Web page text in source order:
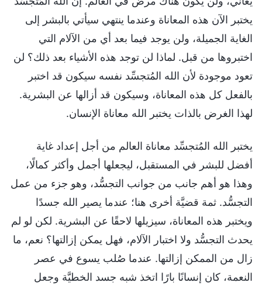
يختبر الآن هذه المعاناة وعندما ينتهي سيأتي بالبشر إلى
الغاية الجميلة، ولن يوجد فيما بعد أي من الآلام التي
اختبروها من قبل. لماذا لن توجد هذه الأشياء بعد ذلك؟ لن
تعود موجودة لأن الله المُتجسِّد نفسه سيكون قد اختبر
بالفعل كل هذه المعاناة، وسيكون قد أزالها عن البشرية.
لهذا الغرض بالذات يختبر الله معاناة الإنسان.
يختبر الله المُتجسِّد معاناة العالم من أجل إعداد غاية
أفضل للبشر في المستقبل، ليجعلها أجمل وأكثر كمالًا،
وهذا هو أهم جانب من جوانب التجسُّد، وهو جزء من عمل
التجسُّد. ثمة قضيَّة أخرى هنا؛ عندما يصير الله جسدًا
ويختبر هذه المعاناة، سيزيلها لاحقًا عن البشرية. لكن لو لم
يحدث التجسُّد ولا اختبار الآلام، فهل يمكن إزالتها؟ نعم، ما
زال من الممكن إزالتها. عندما صُلب يسوع في عصر
النعمة، كان إنسانًا بارًا اتخذ شبه جسد الخطيَّة وجعل